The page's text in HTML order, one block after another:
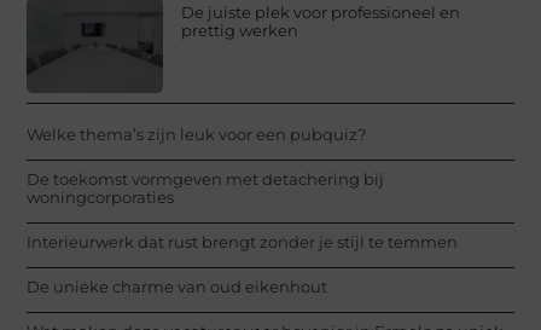
De juiste plek voor professioneel en
prettig werken
Welke thema’s zijn leuk voor een pubquiz?
De toekomst vormgeven met detachering bij
woningcorporaties
Interieurwerk dat rust brengt zonder je stijl te temmen
De unieke charme van oud eikenhout